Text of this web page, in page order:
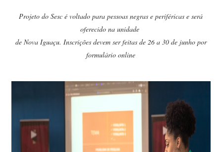
Projeto do Sesc é voltado para pessoas negras e periféricas e será
oferecido na unidade
de Nova Iguaçu. Inscrições devem ser feitas de 26 a 30 de junho por
formulário online